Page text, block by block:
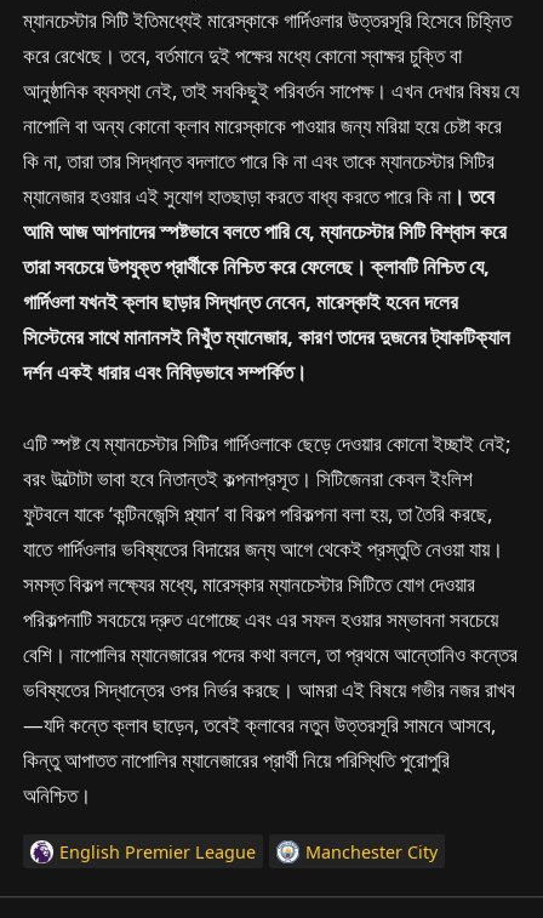
ম্যানচেস্টার সিটি ইতিমধ্যেই মারেস্কাকে গার্দিওলার উত্তরসূরি হিসেবে চিহ্নিত
করে রেখেছে। তবে, বর্তমানে দুই পক্ষের মধ্যে কোনো স্বাক্ষর চুক্তি বা
আনুষ্ঠানিক ব্যবস্থা নেই, তাই সবকিছুই পরিবর্তন সাপেক্ষ। এখন দেখার বিষয় যে
নাপোলি বা অন্য কোনো ক্লাব মারেস্কাকে পাওয়ার জন্য মরিয়া হয়ে চেষ্টা করে
কি না, তারা তার সিদ্ধান্ত বদলাতে পারে কি না এবং তাকে ম্যানচেস্টার সিটির
ম্যানেজার হওয়ার এই সুযোগ হাতছাড়া করতে বাধ্য করতে পারে কি না। তবে
আমি আজ আপনাদের স্পষ্টভাবে বলতে পারি যে, ম্যানচেস্টার সিটি বিশ্বাস করে
তারা সবচেয়ে উপযুক্ত প্রার্থীকে নিশ্চিত করে ফেলেছে। ক্লাবটি নিশ্চিত যে,
গার্দিওলা যখনই ক্লাব ছাড়ার সিদ্ধান্ত নেবেন, মারেস্কাই হবেন দলের
সিস্টেমের সাথে মানানসই নিখুঁত ম্যানেজার, কারণ তাদের দুজনের ট্যাকটিক্যাল
দর্শন একই ধারার এবং নিবিড়ভাবে সম্পর্কিত।
এটি স্পষ্ট যে ম্যানচেস্টার সিটির গার্দিওলাকে ছেড়ে দেওয়ার কোনো ইচ্ছাই নেই;
বরং উল্টোটা ভাবা হবে নিতান্তই কল্পনাপ্রসূত। সিটিজেনরা কেবল ইংলিশ
ফুটবলে যাকে ‘কন্টিনজেন্সি প্ল্যান’ বা বিকল্প পরিকল্পনা বলা হয়, তা তৈরি করছে,
যাতে গার্দিওলার ভবিষ্যতের বিদায়ের জন্য আগে থেকেই প্রস্তুতি নেওয়া যায়।
সমস্ত বিকল্প লক্ষ্যের মধ্যে, মারেস্কার ম্যানচেস্টার সিটিতে যোগ দেওয়ার
পরিকল্পনাটি সবচেয়ে দ্রুত এগোচ্ছে এবং এর সফল হওয়ার সম্ভাবনা সবচেয়ে
বেশি। নাপোলির ম্যানেজারের পদের কথা বললে, তা প্রথমে আন্তোনিও কন্তের
ভবিষ্যতের সিদ্ধান্তের ওপর নির্ভর করছে। আমরা এই বিষয়ে গভীর নজর রাখব
—যদি কন্তে ক্লাব ছাড়েন, তবেই ক্লাবের নতুন উত্তরসূরি সামনে আসবে,
কিন্তু আপাতত নাপোলির ম্যানেজারের প্রার্থী নিয়ে পরিস্থিতি পুরোপুরি
অনিশ্চিত।
English Premier League Manchester City